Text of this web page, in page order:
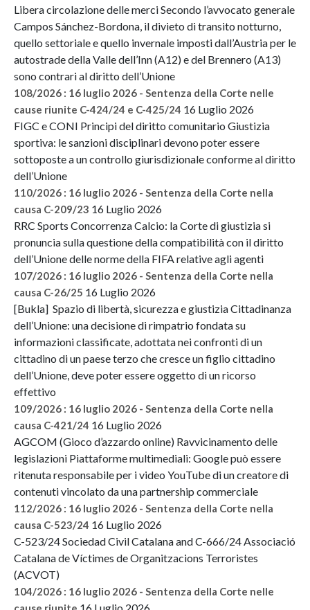
Libera circolazione delle merci Secondo l’avvocato generale
Campos Sánchez-Bordona, il divieto di transito notturno,
quello settoriale e quello invernale imposti dall’Austria per le
autostrade della Valle dell’Inn (A12) e del Brennero (A13)
sono contrari al diritto dell’Unione
108/2026 : 16 luglio 2026 - Sentenza della Corte nelle
cause riunite C-424/24 e C-425/24 16 Luglio 2026
FIGC e CONI Principi del diritto comunitario Giustizia
sportiva: le sanzioni disciplinari devono poter essere
sottoposte a un controllo giurisdizionale conforme al diritto
dell’Unione
110/2026 : 16 luglio 2026 - Sentenza della Corte nella
causa C-209/23 16 Luglio 2026
RRC Sports Concorrenza Calcio: la Corte di giustizia si
pronuncia sulla questione della compatibilità con il diritto
dell’Unione delle norme della FIFA relative agli agenti
107/2026 : 16 luglio 2026 - Sentenza della Corte nella
causa C-26/25 16 Luglio 2026
[Bukla] Spazio di libertà, sicurezza e giustizia Cittadinanza
dell’Unione: una decisione di rimpatrio fondata su
informazioni classificate, adottata nei confronti di un
cittadino di un paese terzo che cresce un figlio cittadino
dell’Unione, deve poter essere oggetto di un ricorso
effettivo
109/2026 : 16 luglio 2026 - Sentenza della Corte nella
causa C-421/24 16 Luglio 2026
AGCOM (Gioco d’azzardo online) Ravvicinamento delle
legislazioni Piattaforme multimediali: Google può essere
ritenuta responsabile per i video YouTube di un creatore di
contenuti vincolato da una partnership commerciale
112/2026 : 16 luglio 2026 - Sentenza della Corte nella
causa C-523/24 16 Luglio 2026
C-523/24 Sociedad Civil Catalana and C-666/24 Associació
Catalana de Víctimes de Organitzacions Terroristes
(ACVOT)
104/2026 : 16 luglio 2026 - Sentenza della Corte nelle
16 Luglio 2026